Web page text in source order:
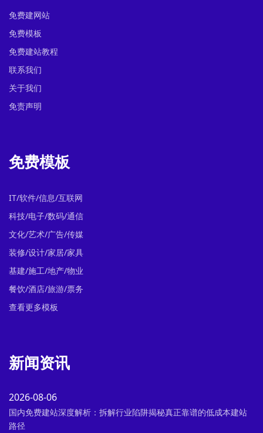
免费建网站
免费模板
免费建站教程
联系我们
关于我们
免责声明
免费模板
IT/软件/信息/互联网
科技/电子/数码/通信
文化/艺术/广告/传媒
装修/设计/家居/家具
基建/施工/地产/物业
餐饮/酒店/旅游/票务
查看更多模板
新闻资讯
2026-08-06
国内免费建站深度解析：拆解行业陷阱揭秘真正靠谱的低成本建站
路径